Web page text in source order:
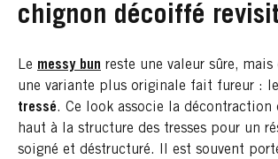
chignon décoiffé
Le messy bun reste une valeur sûre, mais
une variante plus originale fait fureur : le
tressé. Ce look associe la décontraction
haut à la structure des tresses pour un
soigné et déstructuré. Il est souvent